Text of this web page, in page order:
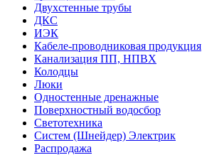
Двухстенные трубы
ДКС
ИЭК
Кабеле-проводниковая продукция
Канализация ПП, НПВХ
Колодцы
Люки
Одностенные дренажные
Поверхностный водосбор
Светотехника
Систем (Шнейдер) Электрик
Распродажа